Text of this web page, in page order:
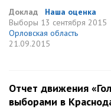
Доклад
Наша оценка
Выборы 13 сентября 2015
Орловская область
21.09.2015
Отчет движения
выборами в